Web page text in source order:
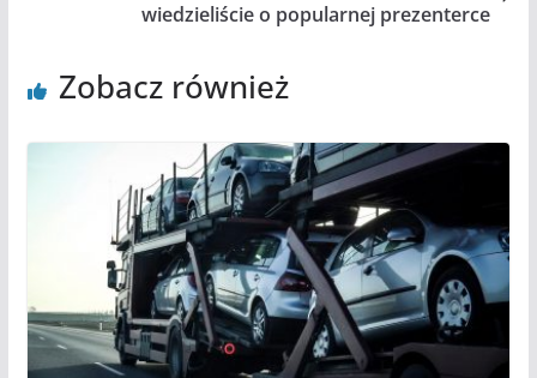
wiedzieliście o popularnej prezenterce
Zobacz również